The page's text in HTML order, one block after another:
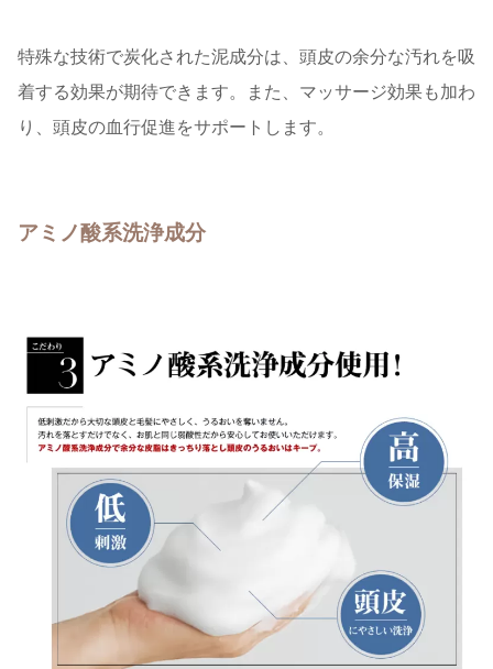
特殊な技術で炭化された泥成分は、頭皮の余分な汚れを吸
着する効果が期待できます。また、マッサージ効果も加わ
り、頭皮の血行促進をサポートします。
アミノ酸系洗浄成分